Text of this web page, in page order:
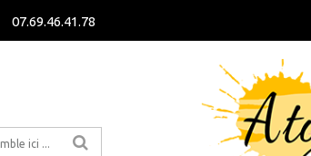
07.69.46.41.78